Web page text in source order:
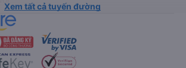
Xem tất cả tuyến đường